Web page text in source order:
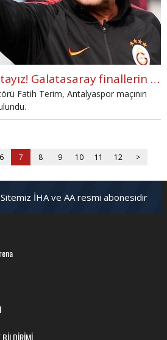
Fatih Terim: "Yarıştayız! Galatasaray finallerin takımı"
Fatih Terim, Antalyaspor maçının
6 7 8 9 10 11 12 >
Sitemiz İHA ve AA resmi abonesidir
BİLDİRİMİ